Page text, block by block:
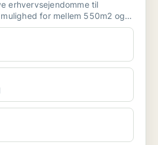
erhvervsejendomme til
for mellem 550m2 og